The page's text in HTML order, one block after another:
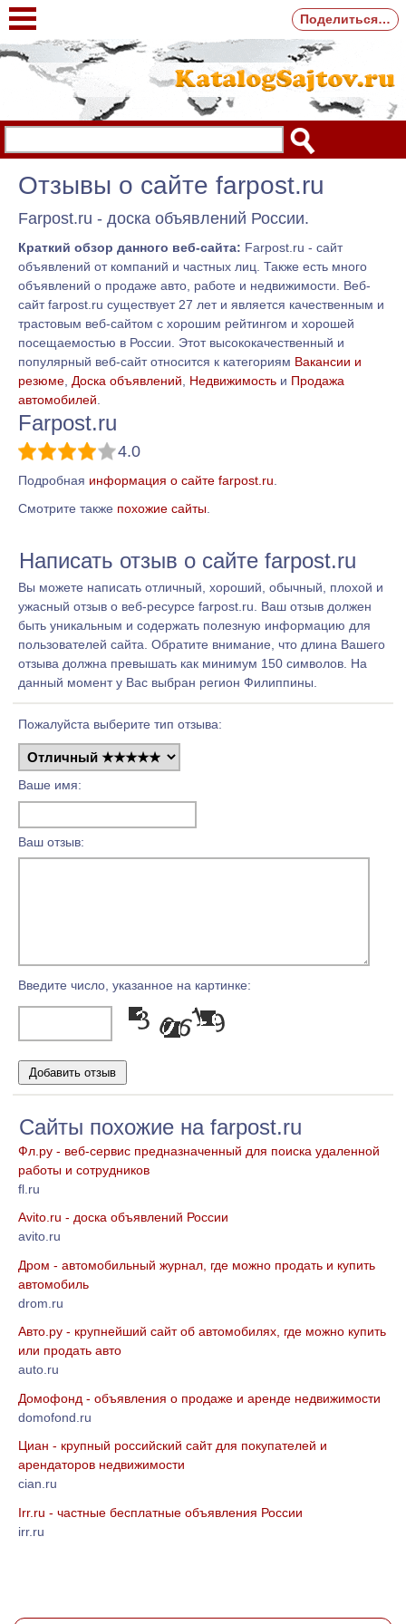
Отзывы о сайте farpost.ru
Farpost.ru - доска объявлений России.
Краткий обзор данного веб-сайта: Farpost.ru - сайт
объявлений от компаний и частных лиц. Также есть много
объявлений о продаже авто, работе и недвижимости. Веб-
сайт farpost.ru существует 27 лет и является качественным и
трастовым веб-сайтом с хорошим рейтингом и хорошей
посещаемостью в России. Этот высококачественный и
популярный веб-сайт относится к категориям Вакансии и
резюме Доска объявлений Недвижимость и Продажа
автомобилей
Farpost.ru
4.0
Подробная информация о сайте farpost.ru
Смотрите также похожие сайты.
Написать отзыв о сайте farpost.ru
Вы можете написать отличный, хороший, обычный, плохой и
ужасный отзыв о веб-ресурсе farpost.ru. Ваш отзыв должен
быть уникальным и содержать полезную информацию для
пользователей сайта. Обратите внимание, что длина Вашего
отзыва должна превышать как минимум 150 символов. На
данный момент у Вас выбран регион Филиппины.
Пожалуйста выберите тип отзыва:
Ваше имя:
Ваш отзыв:
Введите число, указанное на картинке:
Сайты похожие на farpost.ru
Фл.ру - веб-сервис предназначенный для поиска удаленной
работы и сотрудников
fl.ru
Avito.ru - доска объявлений России
avito.ru
Дром - автомобильный журнал, где можно продать и купить
автомобиль
drom.ru
Авто.ру - крупнейший сайт об автомобилях, где можно купить
или продать авто
auto.ru
Домофонд - объявления о продаже и аренде недвижимости
domofond.ru
Циан - крупный российский сайт для покупателей и
арендаторов недвижимости
cian.ru
Irr.ru - частные бесплатные объявления России
irr.ru
Поделиться…